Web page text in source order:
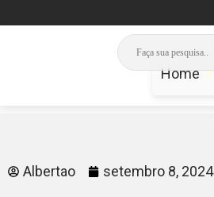
Home
Albertao setembro 8, 2024